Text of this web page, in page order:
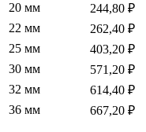
20 мм
244,80 ₽
22 мм
262,40 ₽
25 мм
403,20 ₽
30 мм
571,20 ₽
32 мм
614,40 ₽
36 мм
667,20 ₽